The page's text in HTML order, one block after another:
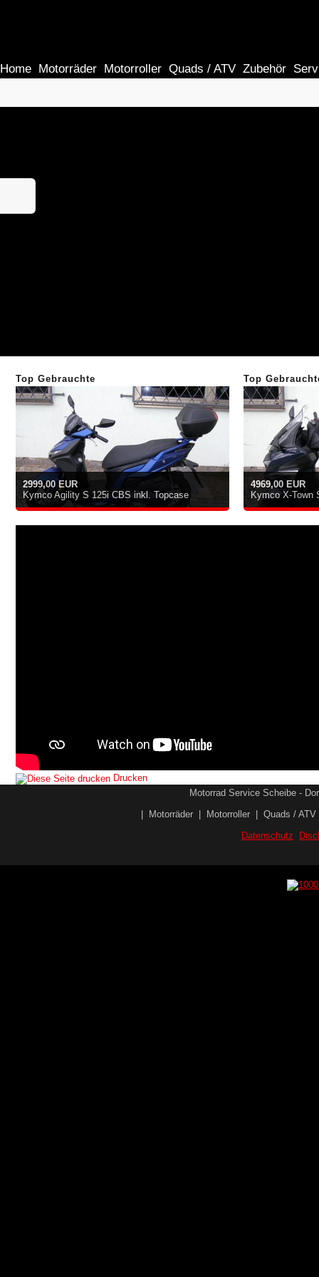
Home Motorräder Motorroller Quads / ATV Zubehör
Top Gebrauchte
2999,00 EUR
Kymco Agility S 125i CBS inkl. Topcase
Top
4969,00 EUR
Kymco X-Town
Drucken
Motorrad Service Scheibe -
Motorräder Motorroller Quads / ATV
Datenschutz